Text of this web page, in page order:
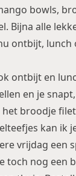
bowls,
Bijna alle
ontbijt, lunch
ontbijt en
en je
broodje
kan ik
vrijdag een
toch nog een